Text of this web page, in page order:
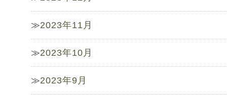
2023年11月
2023年10月
2023年9月